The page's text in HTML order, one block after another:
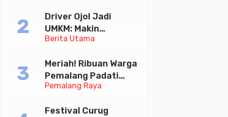
Berita Utama
Driver Ojol Jadi
UMKM: Makin
Sejahtera atau
Diskusi Paramadina
Pemalang Raya
Meriah! Ribuan Warga
Pemalang Padati
Kirab Festival Kamir
Festival Curug